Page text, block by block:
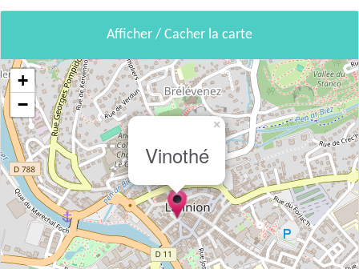
Afficher / Cacher la carte
Vinothé
×
+
−